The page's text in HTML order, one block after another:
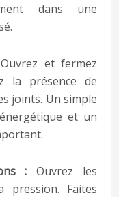
dans une
Ouvrez et fermez
la présence de
joints. Un simple
et un
: Ouvrez les
Faites